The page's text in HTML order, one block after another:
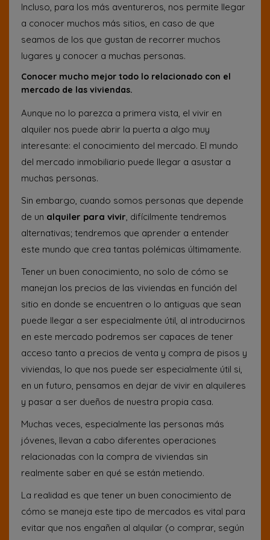
Incluso, para los más aventureros, nos permite llegar
a conocer muchos más sitios, en caso de que
seamos de los que gustan de recorrer muchos
lugares y conocer a muchas personas.
Conocer mucho mejor todo lo relacionado con el
mercado de las viviendas.
Aunque no lo parezca a primera vista, el vivir en
alquiler nos puede abrir la puerta a algo muy
interesante: el conocimiento del mercado. El mundo
del mercado inmobiliario puede llegar a asustar a
muchas personas.
Sin embargo, cuando somos personas que depende
de un alquiler para vivir, difícilmente tendremos
alternativas; tendremos que aprender a entender
este mundo que crea tantas polémicas últimamente.
Tener un buen conocimiento, no solo de cómo se
manejan los precios de las viviendas en función del
sitio en donde se encuentren o lo antiguas que sean
puede llegar a ser especialmente útil, al introducirnos
en este mercado podremos ser capaces de tener
acceso tanto a precios de venta y compra de pisos y
viviendas, lo que nos puede ser especialmente útil si,
en un futuro, pensamos en dejar de vivir en alquileres
y pasar a ser dueños de nuestra propia casa.
Muchas veces, especialmente las personas más
jóvenes, llevan a cabo diferentes operaciones
relacionadas con la compra de viviendas sin
realmente saber en qué se están metiendo.
La realidad es que tener un buen conocimiento de
cómo se maneja este tipo de mercados es vital para
evitar que nos engañen al alquilar (o comprar, según